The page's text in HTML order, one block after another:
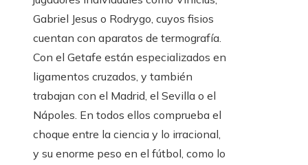
Gabriel Jesus o Rodrygo, cuyos fisios
cuentan con aparatos de termografía.
Con el Getafe están especializados en
ligamentos cruzados, y también
trabajan con el Madrid, el Sevilla o el
Nápoles. En todos ellos comprueba el
choque entre la ciencia y lo irracional,
y su enorme peso en el fútbol, como lo